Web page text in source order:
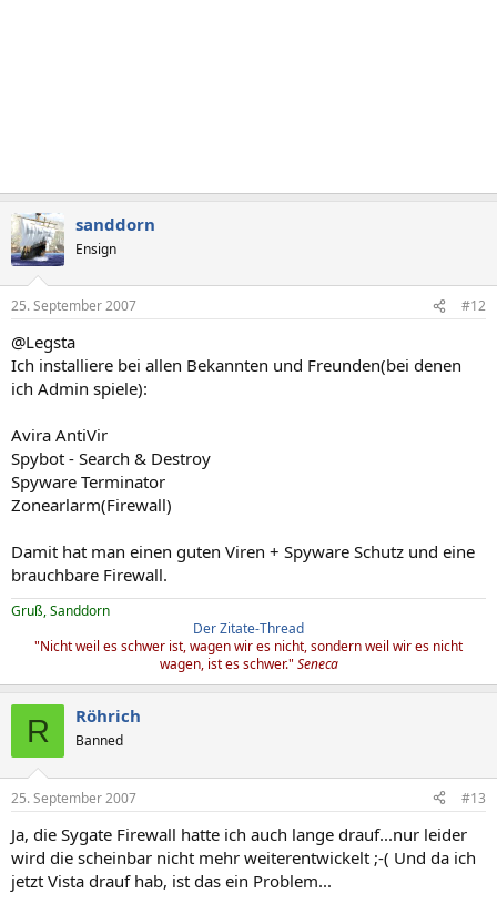
sanddorn
Ensign
25. September 2007 #12
@Legsta
Ich installiere bei allen Bekannten und Freunden(bei denen
ich Admin spiele):
Avira AntiVir
Spybot - Search & Destroy
Spyware Terminator
Zonearlarm(Firewall)
Damit hat man einen guten Viren + Spyware Schutz und eine
brauchbare Firewall.
Gruß, Sanddorn
Der Zitate-Thread
"Nicht weil es schwer ist, wagen wir es nicht, sondern weil wir es nicht
wagen, ist es schwer." Seneca
R Röhrich
Banned
25. September 2007 #13
Ja, die Sygate Firewall hatte ich auch lange drauf...nur leider
wird die scheinbar nicht mehr weiterentwickelt ;-( Und da ich
jetzt Vista drauf hab, ist das ein Problem...